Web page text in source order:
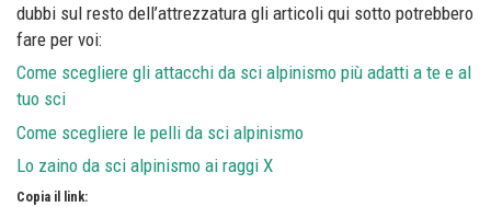
dubbi sul resto dell’attrezzatura gli articoli qui sotto potrebbero
fare per voi:
Come scegliere gli attacchi da sci alpinismo più adatti a te e al
tuo sci
Come scegliere le pelli da sci alpinismo
Lo zaino da sci alpinismo ai raggi X
Copia il link: